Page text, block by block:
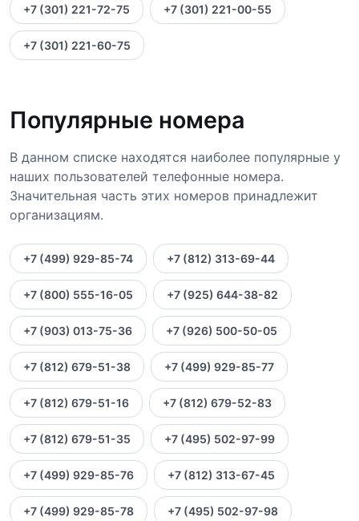
+7 (301) 221-72-75 +7 (301) 221-00-55
+7 (301) 221-60-75
Популярные номера
В данном списке находятся наиболее популярные у
наших пользователей телефонные номера.
Значительная часть этих номеров принадлежит
организациям.
+7 (499) 929-85-74 +7 (812) 313-69-44
+7 (800) 555-16-05 +7 (925) 644-38-82
+7 (903) 013-75-36 +7 (926) 500-50-05
+7 (812) 679-51-38 +7 (499) 929-85-77
+7 (812) 679-51-16 +7 (812) 679-52-83
+7 (812) 679-51-35 +7 (495) 502-97-99
+7 (499) 929-85-76 +7 (812) 313-67-45
+7 (499) 929-85-78 +7 (495) 502-97-98